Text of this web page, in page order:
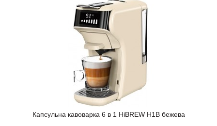
Капсульна кавоварка 6 в 1 HiBREW H1B бежева